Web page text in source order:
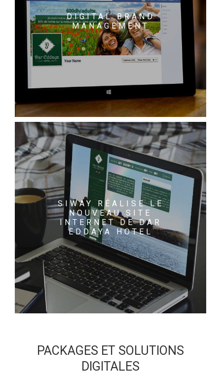
DIGITAL BRAND
MANAGEMENT
SIWAY RÉALISE LE
NOUVEAU SITE
INTERNET DE DAR
EDDAYA HOTEL
PACKAGES ET SOLUTIONS
DIGITALES